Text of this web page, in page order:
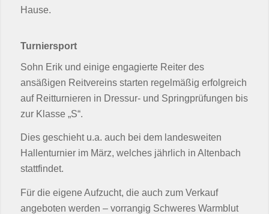
Hause.
Turniersport
Sohn Erik und einige engagierte Reiter des
ansäßigen Reitvereins starten regelmäßig erfolgreich
auf Reitturnieren in Dressur- und Springprüfungen bis
zur Klasse „S“.
Dies geschieht u.a. auch bei dem landesweiten
Hallenturnier im März, welches jährlich in Altenbach
stattfindet.
Für die eigene Aufzucht, die auch zum Verkauf
angeboten werden – vorrangig Schweres Warmblut